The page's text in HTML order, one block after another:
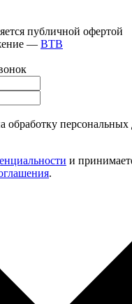
публичной офертой
— BTB
обработку
и
.